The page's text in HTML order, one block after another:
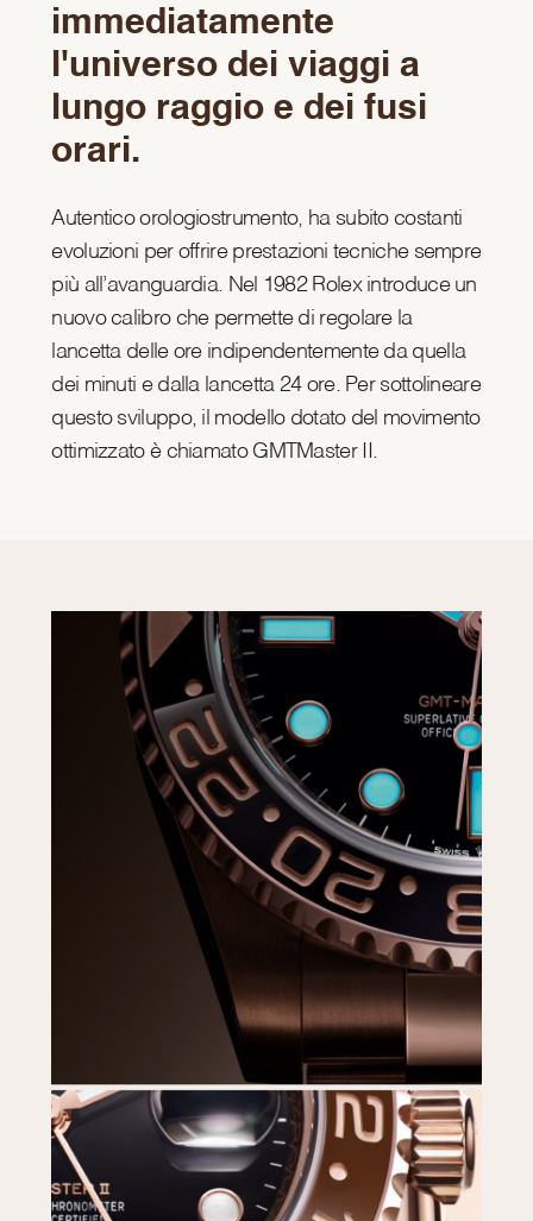
immediatamente
l'universo dei viaggi a
lungo raggio e dei fusi
orari.
Autentico orologiostrumento, ha subito costanti
evoluzioni per offrire prestazioni tecniche sempre
più all’avanguardia. Nel 1982 Rolex introduce un
nuovo calibro che permette di regolare la
lancetta delle ore indipendentemente da quella
dei minuti e dalla lancetta 24 ore. Per sottolineare
questo sviluppo, il modello dotato del movimento
ottimizzato è chiamato GMTMaster II.